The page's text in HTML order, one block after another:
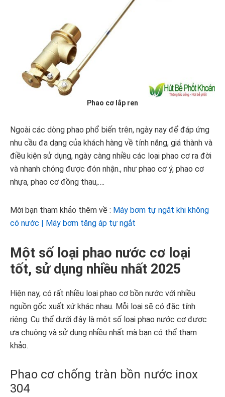
Phao cơ lắp ren
Ngoài các dòng phao phổ biến trên, ngày nay để đáp ứng
nhu cầu đa dạng của khách hàng về tính năng, giá thành và
điều kiện sử dụng, ngày càng nhiều các loại phao cơ ra đời
và nhanh chóng được đón nhận., như phao cơ ý, phao cơ
nhựa, phao cơ đồng thau,….
Mời bạn tham khảo thêm về : Máy bơm tự ngắt khi không
có nước | Máy bơm tăng áp tự ngắt
Một số loại phao nước cơ loại
tốt, sử dụng nhiều nhất 2025
Hiện nay, có rất nhiều loại phao cơ bồn nước với nhiều
nguồn gốc xuất xứ khác nhau. Mỗi loại sẽ có đặc tính
riêng. Cụ thể dưới đây là một số loại phao nước cơ được
ưa chuộng và sử dụng nhiều nhất mà bạn có thể tham
khảo.
Phao cơ chống tràn bồn nước inox
304